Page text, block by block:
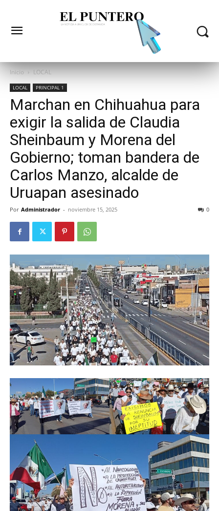
Inicio LOCAL
LOCAL PRINCIPAL 1
Marchan en Chihuahua para
exigir la salida de Claudia
Sheinbaum y Morena del
Gobierno; toman bandera de
Carlos Manzo, alcalde de
Uruapan asesinado
Por Administrador - noviembre 15, 2025 0